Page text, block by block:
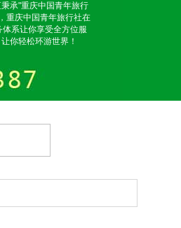
承"重庆中国青年旅行
重庆中国青年旅行社在
系让你享受全方位服
你轻松环游世界！